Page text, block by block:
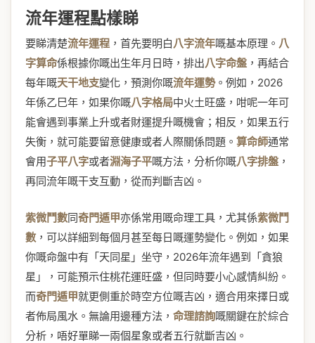
流年運程點樣睇
要睇清楚流年運程 ，首先要明白八字流年嘅基本原理。 八
字算命係根據你嘅出生年月日時，排出八字命盤 ，再結合
每年嘅天干地支變化，預測你嘅流年運勢。例如，2026
年係乙巳年，如果你嘅八字格局中火土旺盛，咁呢一年可
能會遇到事業上升或者財運提升嘅機會；相反，如果五行
失衡，就可能要留意健康或者人際關係問題。 算命師通常
會用子平八字或者淵海子平嘅方法，分析你嘅八字排盤 ，
再同流年嘅干支互動，從而判斷吉凶。
紫微鬥數同奇門遁甲亦係常用嘅命理工具，尤其係紫微鬥
數，可以詳細到每個月甚至每日嘅運勢變化。例如，如果
你嘅命盤中有「天同星」坐守，2026年流年遇到「貪狼
星」，可能預示住桃花運旺盛，但同時要小心感情糾紛。
而奇門遁甲就更側重於時空方位嘅吉凶，適合用來擇日或
者佈局風水。無論用邊種方法， 命理諮詢嘅關鍵在於綜合
分析，唔好單睇一兩個星象或者五行就斷吉凶。